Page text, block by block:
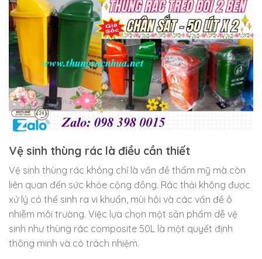
Vệ sinh thùng rác là điều cần thiết
Vệ sinh thùng rác không chỉ là vấn đề thẩm mỹ mà còn
liên quan đến sức khỏe cộng đồng. Rác thải không được
xử lý có thể sinh ra vi khuẩn, mùi hôi và các vấn đề ô
nhiễm môi trường. Việc lựa chọn một sản phẩm dễ vệ
sinh như thùng rác composite 50L là một quyết định
thông minh và có trách nhiệm.